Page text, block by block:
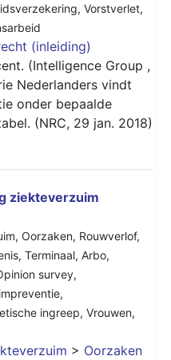
, Vorstverlet,
(inleiding)
(Intelligence Group ,
Nederlanders vindt
onder bepaalde
(NRC, 29 jan. 2018)
ziekteverzuim
, Oorzaken, Rouwverlof,
, Terminaal, Arbo,
survey,
,
ingreep, Vrouwen,
> Oorzaken